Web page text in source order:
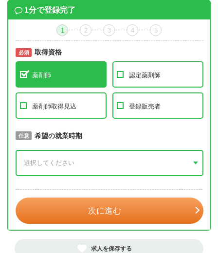
1分で登録完了
1 2 3 4 5
必須 取得資格
薬剤師 認定薬剤師
薬剤師取得見込 登録販売者
必須 取得予定年
任意 希望の就業時期
次に進む
求人を保存する